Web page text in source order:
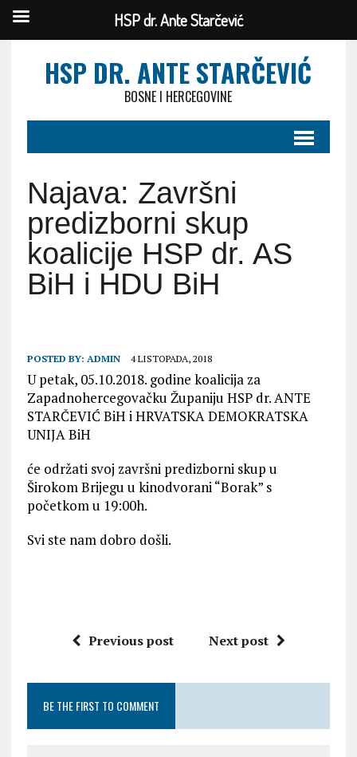
HSP DR. ANTE STARČEVIĆ
BOSNE I HERCEGOVINE
Najava: Završni
predizborni skup
koalicije HSP dr. AS
BiH i HDU BiH
POSTED BY: ADMIN 4 LISTOPADA, 2018
U petak, 05.10.2018. godine koalicija za
Zapadnohercegovačku Županiju HSP dr. ANTE
STARČEVIĆ BiH i HRVATSKA DEMOKRATSKA
UNIJA BiH
će održati svoj završni predizborni skup u
Širokom Brijegu u kinodvorani “Borak” s
početkom u 19:00h.
Svi ste nam dobro došli.
Previous post Next post
BE THE FIRST TO COMMENT
HSP dr. Ante Starčević